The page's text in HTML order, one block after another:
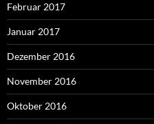
Februar 2017
Januar 2017
Dezember 2016
November 2016
Oktober 2016